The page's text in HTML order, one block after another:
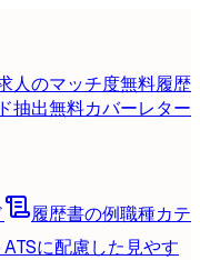
人のマッチ度無料履歴
抽出無料カバーレター
履歴書の例職種カテ
ATSに配慮した見やす